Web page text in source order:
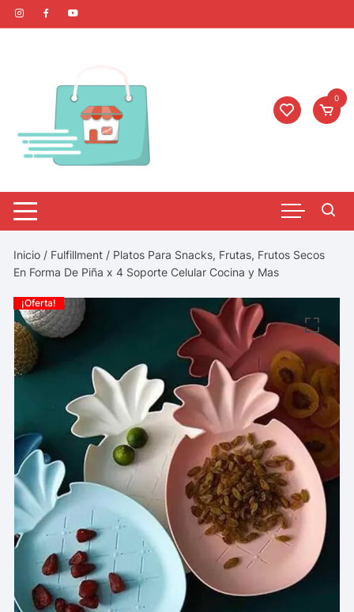
0
Inicio / Fulfillment / Platos Para Snacks, Frutas, Frutos Secos
En Forma De Piña x 4 Soporte Celular Cocina y Mas
¡Oferta!